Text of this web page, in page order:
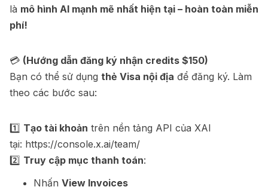
là mô hình AI mạnh mẽ nhất hiện tại – hoàn toàn miễn
phí!
💳 (Hướng dẫn đăng ký nhận credits $150)
Bạn có thể sử dụng thẻ Visa nội địa để đăng ký. Làm
theo các bước sau:
1️⃣ Tạo tài khoản trên nền tảng API của XAI
tại: https://console.x.ai/team/
2️⃣ Truy cập mục thanh toán:
Nhấn View Invoices